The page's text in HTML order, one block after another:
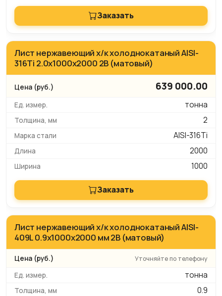
Заказать
Лист нержавеющий х/к холоднокатаный AISI-
316Ti 2.0х1000х2000 2B (матовый)
639 000.00
тонна
2
AISI-316Ti
2000
1000
Заказать
Лист нержавеющий х/к холоднокатаный AISI-
409L 0.9х1000х2000 мм 2B (матовый)
Уточняйте по телефону
тонна
0.9